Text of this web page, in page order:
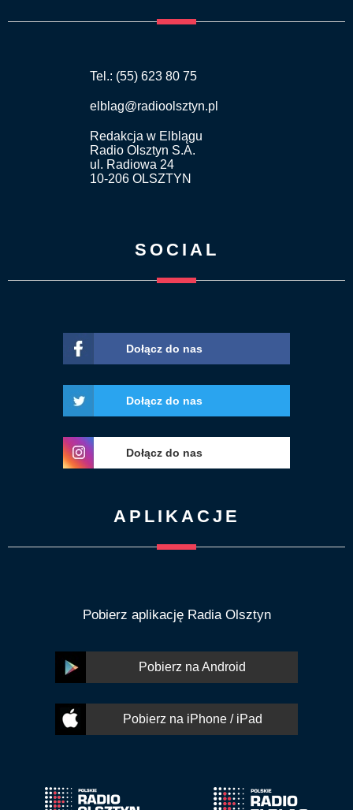
Tel.: (55) 623 80 75
elblag@radioolsztyn.pl
Redakcja w Elblągu
Radio Olsztyn S.A.
ul. Radiowa 24
10-206 OLSZTYN
SOCIAL
Dołącz do nas
Dołącz do nas
Dołącz do nas
APLIKACJE
Pobierz aplikację Radia Olsztyn
Pobierz na Android
Pobierz na iPhone / iPad